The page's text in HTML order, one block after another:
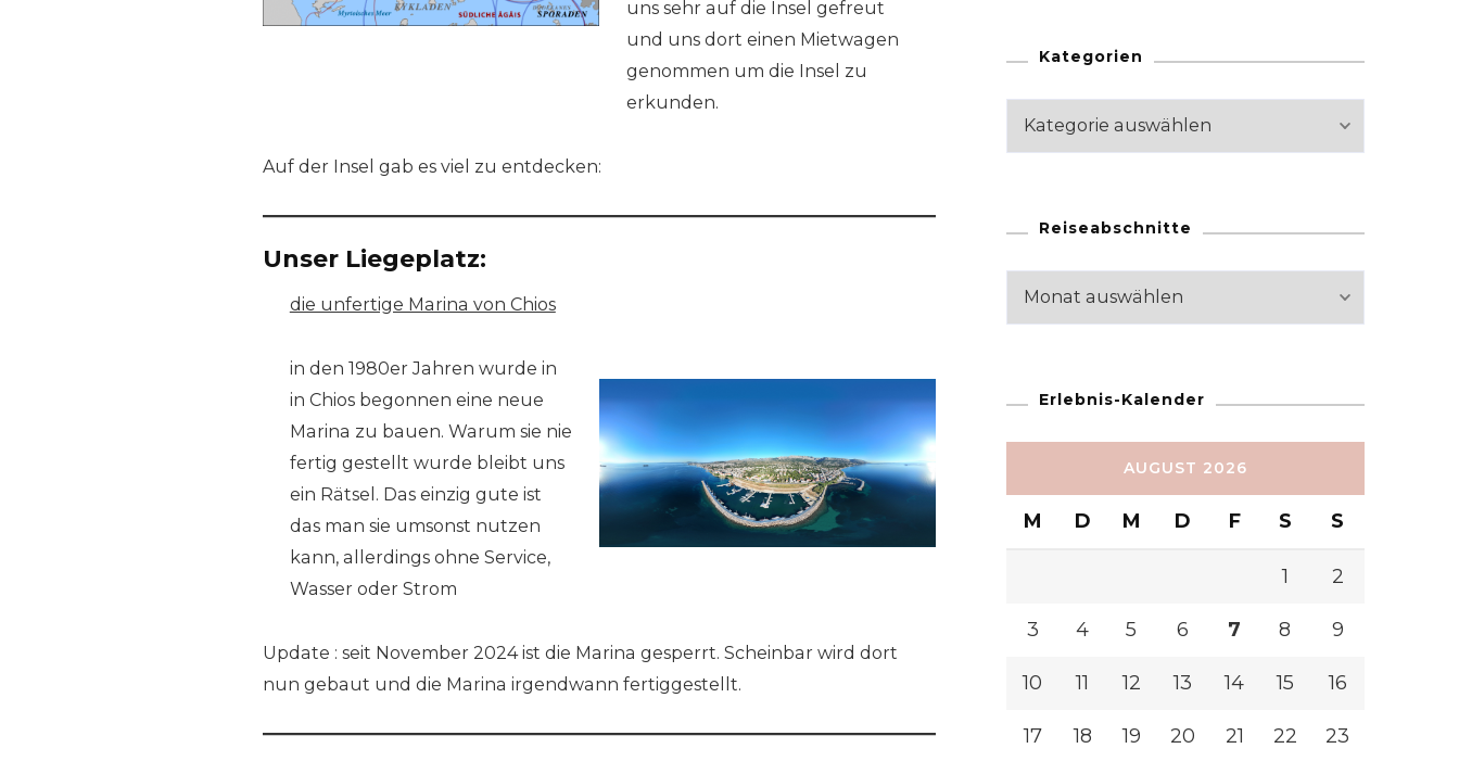
uns sehr auf die Insel gefreut
und uns dort einen Mietwagen
genommen um die Insel zu
erkunden.
Auf der Insel gab es viel zu entdecken:
Unser Liegeplatz:
die unfertige Marina von Chios
in den 1980er Jahren wurde in
in Chios begonnen eine neue
Marina zu bauen. Warum sie nie
fertig gestellt wurde bleibt uns
ein Rätsel. Das einzig gute ist
das man sie umsonst nutzen
kann, allerdings ohne Service,
Wasser oder Strom
Update : seit November 2024 ist die Marina gesperrt. Scheinbar wird dort
nun gebaut und die Marina irgendwann fertiggestellt.
Kategorien
Kategorien
Reiseabschnitte
Reiseabschnitte
Erlebnis-Kalender
AUGUST 2026
M D M D F S S
1 2
3 4 5 6 7 8 9
10 11 12 13 14 15 16
17 18 19 20 21 22 23